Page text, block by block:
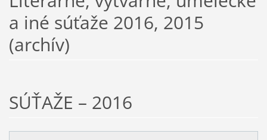
a iné súťaže 2016, 2015
(archív)
SÚŤAŽE – 2016